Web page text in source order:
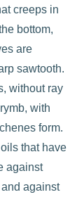
creeps in
bottom,
are
sawtooth.
without ray
with
form.
that have
against
against